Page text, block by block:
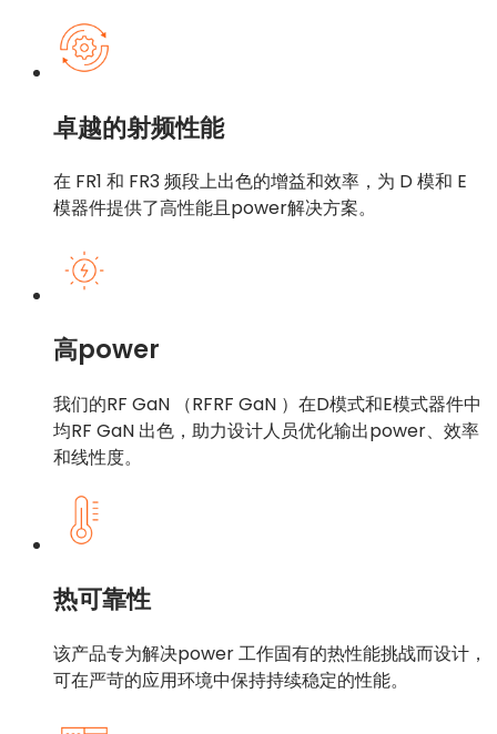
卓越的射频性能
在 FR1 和 FR3 频段上出色的增益和效率，为 D 模和 E
模器件提供了高性能且power解决方案。
高power
我们的RF GaN （RFRF GaN ）在D模式和E模式器件中
均RF GaN 出色，助力设计人员优化输出power、效率
和线性度。
热可靠性
该产品专为解决power 工作固有的热性能挑战而设计，
可在严苛的应用环境中保持持续稳定的性能。